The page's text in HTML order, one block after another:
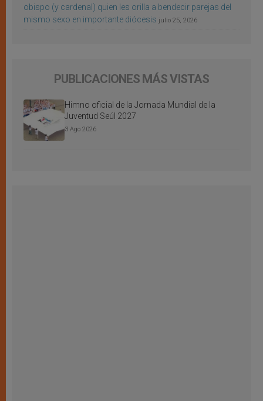
obispo (y cardenal) quien les orilla a bendecir parejas del
mismo sexo en importante diócesis julio 25, 2026
PUBLICACIONES MÁS VISTAS
Himno oficial de la Jornada Mundial de la
Juventud Seúl 2027
3 Ago 2026